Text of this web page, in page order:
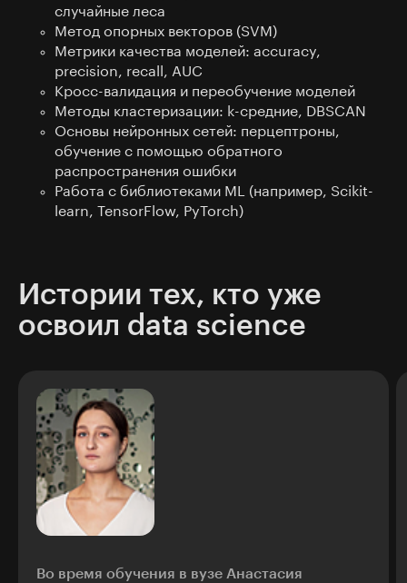
случайные леса
Метод опорных векторов (SVM)
Метрики качества моделей: accuracy,
precision, recall, AUC
Кросс-валидация и переобучение моделей
Методы кластеризации: k-средние, DBSCAN
Основы нейронных сетей: перцептроны,
обучение с помощью обратного
распространения ошибки
Работа с библиотеками ML (например, Scikit-
learn, TensorFlow, PyTorch)
Истории тех, кто уже
освоил data science
Во время обучения в вузе Анастасия